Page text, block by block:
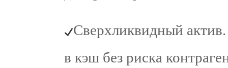
Сверхликвидный
в кэш без риска